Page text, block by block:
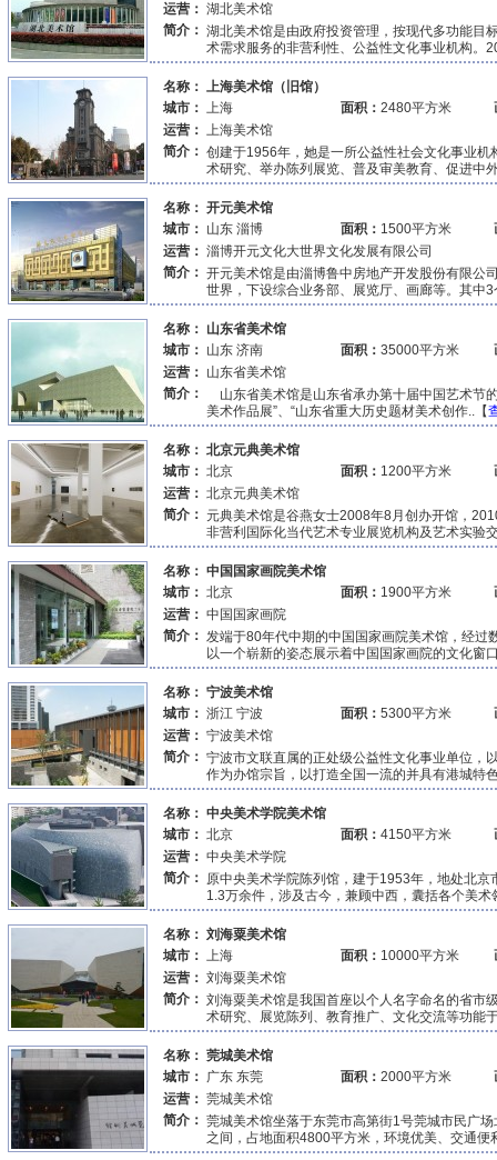
运营： 湖北美术馆
简介： 湖北美术馆是由政府投资管理，按现代多功能目
术需求服务的非营利性、公益性文化事业机构。
名称： 上海美术馆（旧馆）
城市： 上海 面积：2480平方米
运营： 上海美术馆
简介： 创建于1956年，她是一所公益性社会文化事业机
术研究、举办陈列展览、普及审美教育、促进中
名称： 开元美术馆
城市： 山东 淄博 面积： 1500平方米
运营： 淄博开元文化大世界文化发展有限公司
简介： 开元美术馆是由淄博鲁中房地产开发股份有限公
世界，下设综合业务部、展览厅、画廊等。其中3
名称： 山东省美术馆
城市： 山东 济南 面积：35000平方米
运营： 山东省美术馆
简介：
山东省美术馆是山东省承办第十届中国艺术节
美术作品展”、“山东省重大历史题材美术创作..【
名称： 北京元典美术馆
城市： 北京 面积： 1200平方米
运营： 北京元典美术馆
简介： 元典美术馆是谷燕女士2008年8月创办开馆，
非营利国际化当代艺术专业展览机构及艺术实验
名称： 中国国家画院美术馆
城市： 北京 面积： 1900平方米
运营： 中国国家画院
简介： 发端于80年代中期的中国国家画院美术馆，经过
以一个崭新的姿态展示着中国国家画院的文化窗
名称： 宁波美术馆
城市： 浙江 宁波 面积：5300平方米
运营： 宁波美术馆
简介： 宁波市文联直属的正处级公益性文化事业单位，
作为办馆宗旨，以打造全国一流的并具有港城特
名称： 中央美术学院美术馆
城市： 北京 面积：4150平方米
运营： 中央美术学院
简介： 原中央美术学院陈列馆，建于1953年，地处北
1.3万余件，涉及古今，兼顾中西，囊括各个美术
名称： 刘海粟美术馆
城市： 上海 面积： 10000平方米
运营： 刘海粟美术馆
简介： 刘海粟美术馆是我国首座以个人名字命名的省市
术研究、展览陈列、教育推广、文化交流等功能
名称： 莞城美术馆
城市： 广东 东莞 面积：2000平方米
运营： 莞城美术馆
简介： 莞城美术馆坐落于东莞市高第街1号莞城市民广
之间，占地面积4800平方米，环境优美、交通便